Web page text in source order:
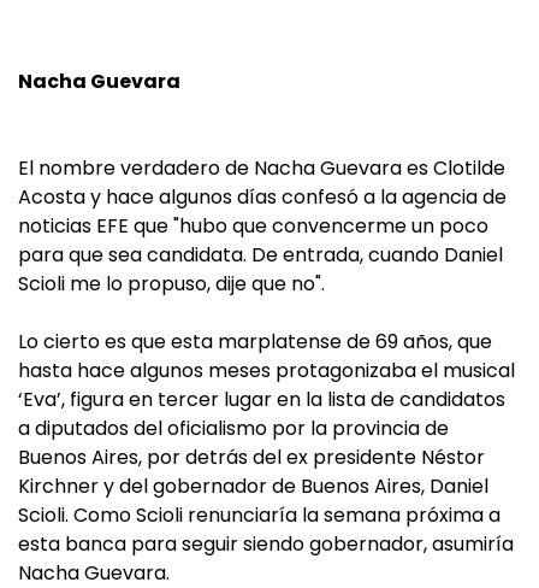
Nacha Guevara
El nombre verdadero de Nacha Guevara es Clotilde
Acosta y hace algunos días confesó a la agencia de
noticias EFE que "hubo que convencerme un poco
para que sea candidata. De entrada, cuando Daniel
Scioli me lo propuso, dije que no".
Lo cierto es que esta marplatense de 69 años, que
hasta hace algunos meses protagonizaba el musical
‘Eva’, figura en tercer lugar en la lista de candidatos
a diputados del oficialismo por la provincia de
Buenos Aires, por detrás del ex presidente Néstor
Kirchner y del gobernador de Buenos Aires, Daniel
Scioli. Como Scioli renunciaría la semana próxima a
esta banca para seguir siendo gobernador, asumiría
Nacha Guevara.